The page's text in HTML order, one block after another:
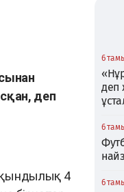
деп
4
6
деп
6
6